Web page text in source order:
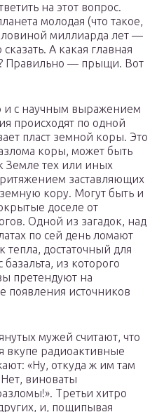
на этот вопрос.
молодая (что такое,
миллиарда лет —
А какая главная
Правильно — прыщи. Вот
и с научным выражением
происходят по одной
пласт земной коры. Это
коры, может быть
Земле тех или иных
заставляющих
кору. Могут быть и
доселе от
Одной из загадок, над
по сей день ломают
тепла, достаточный для
из которого
претендуют на
появления источников
мужей считают, что
вкупе радиоактивные
«Ну, откуда ж им там
Нет, виноваты
Третьи хитро
и, пощипывая